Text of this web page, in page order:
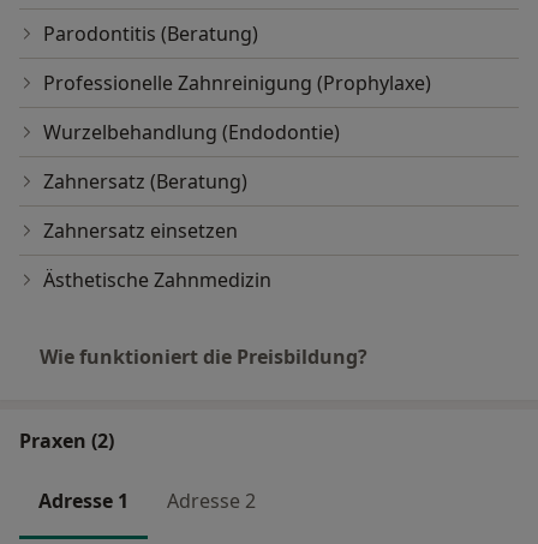
Parodontitis (Beratung)
Professionelle Zahnreinigung (Prophylaxe)
Wurzelbehandlung (Endodontie)
Zahnersatz (Beratung)
Zahnersatz einsetzen
Ästhetische Zahnmedizin
Wie funktioniert die Preisbildung?
Praxen (2)
Adresse 1 Adresse 2